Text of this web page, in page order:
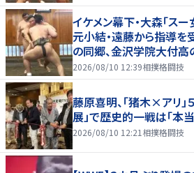
イケメン幕下・大森「ス
元小結・遠藤から指導
の同郷、金沢学院大付
2026/08/10 12:39相撲格闘技
藤原喜明、「猪木×アリ」
展」で歴史的一戦は「本
2026/08/10 12:21 相撲格闘技